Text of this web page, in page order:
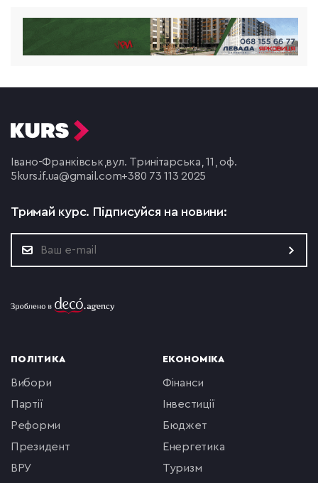
Івано-Франківськ,вул. Тринітарська, 11, оф.
5 kurs.if.ua@gmail.com+380 73 113 2025
Тримай курс. Підписуйся на новини:
ПОЛІТИКА
вибори
партії
реформи
президент
ВРУ
ЕКОНОМІКА
фінанси
інвестиції
бюджет
енергетика
туризм